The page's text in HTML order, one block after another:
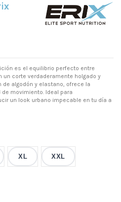
es el equilibrio perfecto entre
un corte verdaderamente holgado y
algodón y elastano, ofrece la
movimiento. Ideal para
un look urbano impecable en tu día a
XL XXL